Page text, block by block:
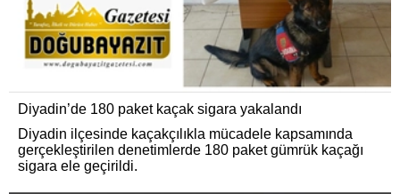
Diyadin’de 180 paket kaçak sigara yakalandı
Diyadin ilçesinde kaçakçılıkla mücadele kapsamında
gerçekleştirilen denetimlerde 180 paket gümrük kaçağı
sigara ele geçirildi.